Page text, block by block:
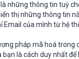
những thông tin tuỳ
thị những thông tin
Email của mình từ hệ
pháp mã hoá
là cách duy nhất